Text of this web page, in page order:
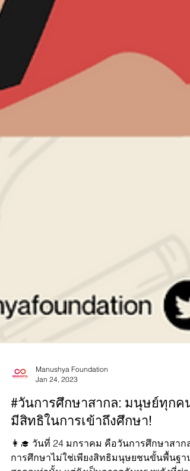
Jan 24, 2023
#วันการศึกษาสากล: มนุษย์ทุกคน
มีสิทธิในการเข้าถึงศึกษา!
👩‍🎓 วันที่ 24 มกราคม คือวันการศึกษาสากล!